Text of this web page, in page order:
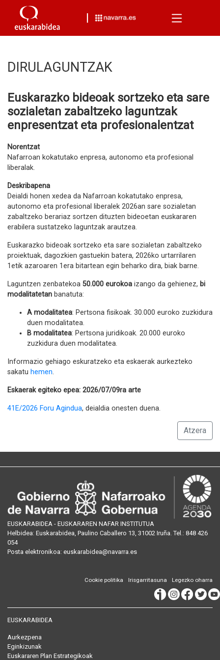
Menu
DIRULAGUNTZAK
Euskarazko bideoak sortzeko eta sare
sozialetan zabaltzeko laguntzak
enpresentzat eta profesionalentzat
Norentzat
Nafarroan kokatutako enpresa, autonomo eta profesional
liberalak.
Deskribapena
Deialdi honen xedea da Nafarroan kokatutako enpresa,
autonomo eta profesional liberalek 2026an sare sozialetan
zabaltzeko berariaz sortzen dituzten bideoetan euskararen
erabilera sustatzeko laguntzak arautzea.
Euskarazko bideoak sortzeko eta sare sozialetan zabaltzeko
proiektuak, dagozkien gastuekin batera, 2026ko urtarrilaren
1etik azaroaren 1era bitartean egin beharko dira, biak barne.
Laguntzen zenbatekoa 50.000 eurokoa izango da gehienez, bi
modalitatetan banatuta:
A modalitatea: Pertsona fisikoak. 30.000 euroko zuzkidura
duen modalitatea.
B modalitatea: Pertsona juridikoak. 20.000 euroko
zuzkidura duen modalitatea.
Informazio gehiago eskuratzeko eta eskaerak aurkezteko
sakatu hemen.
Eskaerak egiteko epea: 2026/07/09ra arte
41E/2026 Foru Agindua, deialdia onesten duena.
Atzera
EUSKARABIDEA - EUSKARAREN NAFAR INSTITUTUA
Helbidea: Euskarabidea, Paulino Caballero 13, 31002 Iruña. Tel.: 848 426
054
Posta elektronikoa: euskarabidea@navarra.es
Legezko oharra
Irisgarritasuna
Cookie politika
EUSKARABIDEA
Aurkezpena
Eginkizunak
Euskararen Plan Estrategikoak